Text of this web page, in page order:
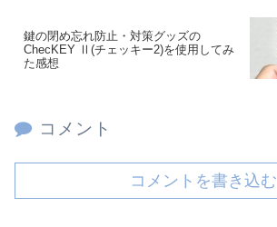
鍵の閉め忘れ防止・対策グッズの
ChecKEY Ⅱ(チェッキー2)を使用してみ
た感想
コメント
コメントを書き込む